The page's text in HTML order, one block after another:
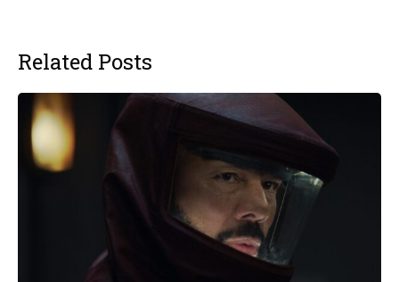
Related Posts